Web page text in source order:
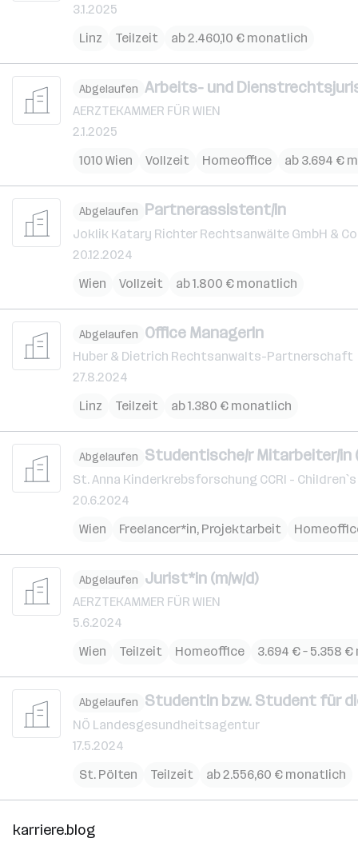
3.1.2025
Linz
Teilzeit ab 2.460,10 € monatlich
Abgelaufen Arbeits- und
AERZTEKAMMER FÜR WIEN
2.1.2025
1010 Wien
Vollzeit Homeoffice ab 3.694 €
Abgelaufen Partnerassistent/in
Joklik Katary Richter Rechtsanwälte GmbH & Co
20.12.2024
Wien
Vollzeit ab 1.800 € monatlich
Abgelaufen Office ManagerIn
Huber & Dietrich Rechtsanwalts-Partnerschaft
27.8.2024
Linz
Teilzeit ab 1.380 € monatlich
Abgelaufen Studentische/r Mitarbeiter/in
St. Anna Kinderkrebsforschung CCRI -
20.6.2024
Wien
Freelancer*in, Projektarbeit
Abgelaufen Jurist*in (m/w/d)
AERZTEKAMMER FÜR WIEN
5.6.2024
Wien
Teilzeit Homeoffice 3.694 € – 5.358
Abgelaufen Studentin bzw. Student für
NÖ Landesgesundheitsagentur
17.5.2024
St. Pölten
Teilzeit ab 2.556,60 € monatlich
karriere.blog